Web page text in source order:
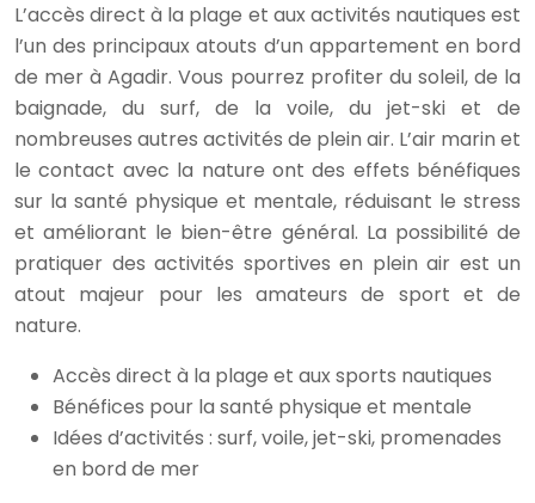
L’accès direct à la plage et aux activités nautiques est
l’un des principaux atouts d’un appartement en bord
de mer à Agadir. Vous pourrez profiter du soleil, de la
baignade, du surf, de la voile, du jet-ski et de
nombreuses autres activités de plein air. L’air marin et
le contact avec la nature ont des effets bénéfiques
sur la santé physique et mentale, réduisant le stress
et améliorant le bien-être général. La possibilité de
pratiquer des activités sportives en plein air est un
atout majeur pour les amateurs de sport et de
nature.
Accès direct à la plage et aux sports nautiques
Bénéfices pour la santé physique et mentale
Idées d’activités : surf, voile, jet-ski, promenades
en bord de mer